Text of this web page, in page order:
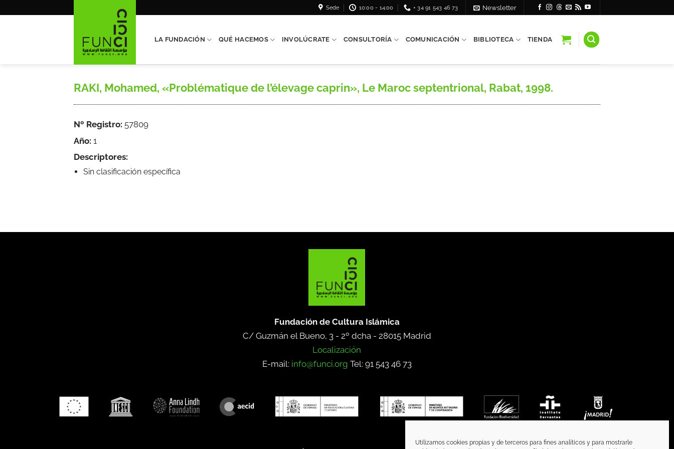
Utilizamos cookies propias y de terceros para fines analíticos y para mostrarle
Sede 10:00 - 14:00 + 34 91 543 46 73 Newsletter
LA FUNDACIÓN QUÉ HACEMOS INVOLÚCRATE CONSULTORÍA COMUNICACIÓN BIBLIOTECA TIENDA
RAKI, Mohamed, «Problématique de l’élevage caprin», Le Maroc septentrional, Rabat, 1998.
Nº Registro: 57809
Año: 1
Descriptores:
Sin clasificación específica
Fundación de Cultura Islámica
C/ Guzmán el Bueno, 3 - 2º dcha - 28015 Madrid
Localización
E-mail: info@funci.org Tel: 91 543 46 73